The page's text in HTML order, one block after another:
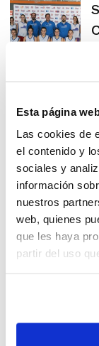
Esta página
Las cookies de
el contenido y
sociales y
información
nuestros
web, quienes
que les haya
partir del uso